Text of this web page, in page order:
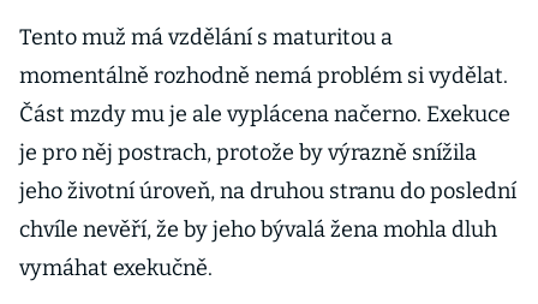
Tento muž má vzdělání s maturitou a
momentálně rozhodně nemá problém si vydělat.
Část mzdy mu je ale vyplácena načerno. Exekuce
je pro něj postrach, protože by výrazně snížila
jeho životní úroveň, na druhou stranu do poslední
chvíle nevěří, že by jeho bývalá žena mohla dluh
vymáhat exekučně.